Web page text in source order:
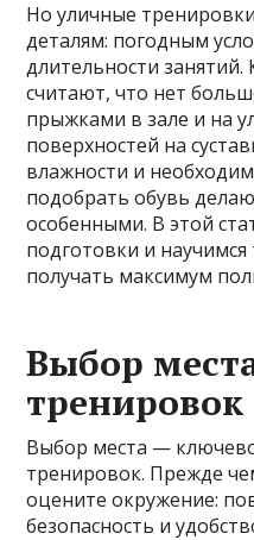
Но уличные
деталям: погодным
длительности
считают, что нет
прыжками в зале и на
поверхностей на
влажности и
подобрать обувь
особенными. В этой
подготовки и
получать максимум
Выбор
тренировок
Выбор места —
тренировок. Прежде
оцените окружение:
безопасность и